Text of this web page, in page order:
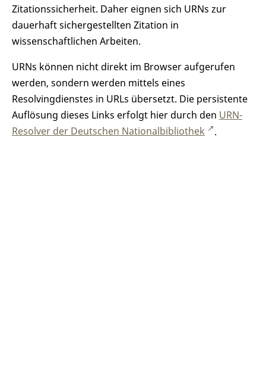
Zitationssicherheit. Daher eignen sich URNs zur
dauerhaft sichergestellten Zitation in
wissenschaftlichen Arbeiten.
URNs können nicht direkt im Browser aufgerufen
werden, sondern werden mittels eines
Resolvingdienstes in URLs übersetzt. Die persistente
Auflösung dieses Links erfolgt hier durch den URN-
Resolver der Deutschen Nationalbibliothek
.